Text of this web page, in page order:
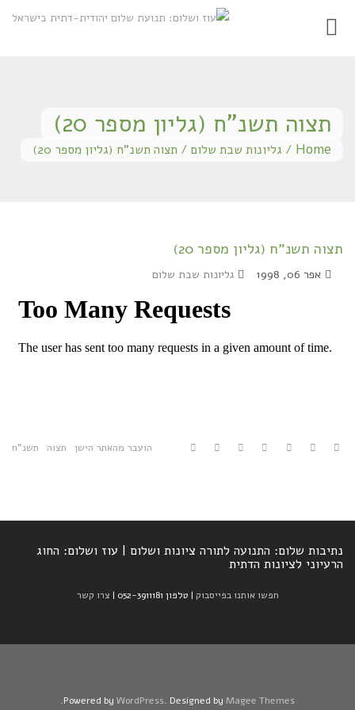
תצוה תשנ"ח (גליון מספר 20)
Home
/ גליונות שבת שלום / תצוה תשנ"ח (גליון מספר 20)
תצוה תשנ"ח (גליון מספר 20)
אפר 06, 1998 גליונות שבת שלום
הועבר מהאתר הישן תצוה תשנ"ח
נתיבות שלום: התנועה לתורה ציונות ושלום | עוז ושלום: החוג
הרעיוני לציונות הדתית
חפשו אותנו בפייסבוק | טלפון 052-3911181 | צרו קשר
Powered by WordPress. Designed by Magee Themes
.